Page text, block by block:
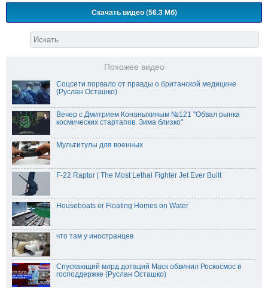
Скачать видео (56.3 Мб)
Похожее видео
Соцсети порвало от правды о британской медицине
(Руслан Осташко)
Вечер с Дмитрием Конаныхиным №121 "Обвал рынка
космических стартапов. Зима близко"
Мультитулы для военных
F-22 Raptor | The Most Lethal Fighter Jet Ever Built
Houseboats or Floating Homes on Water
что там у иностранцев
Спускающий млрд дотаций Маск обвинил Роскосмос в
господдержке (Руслан Осташко)